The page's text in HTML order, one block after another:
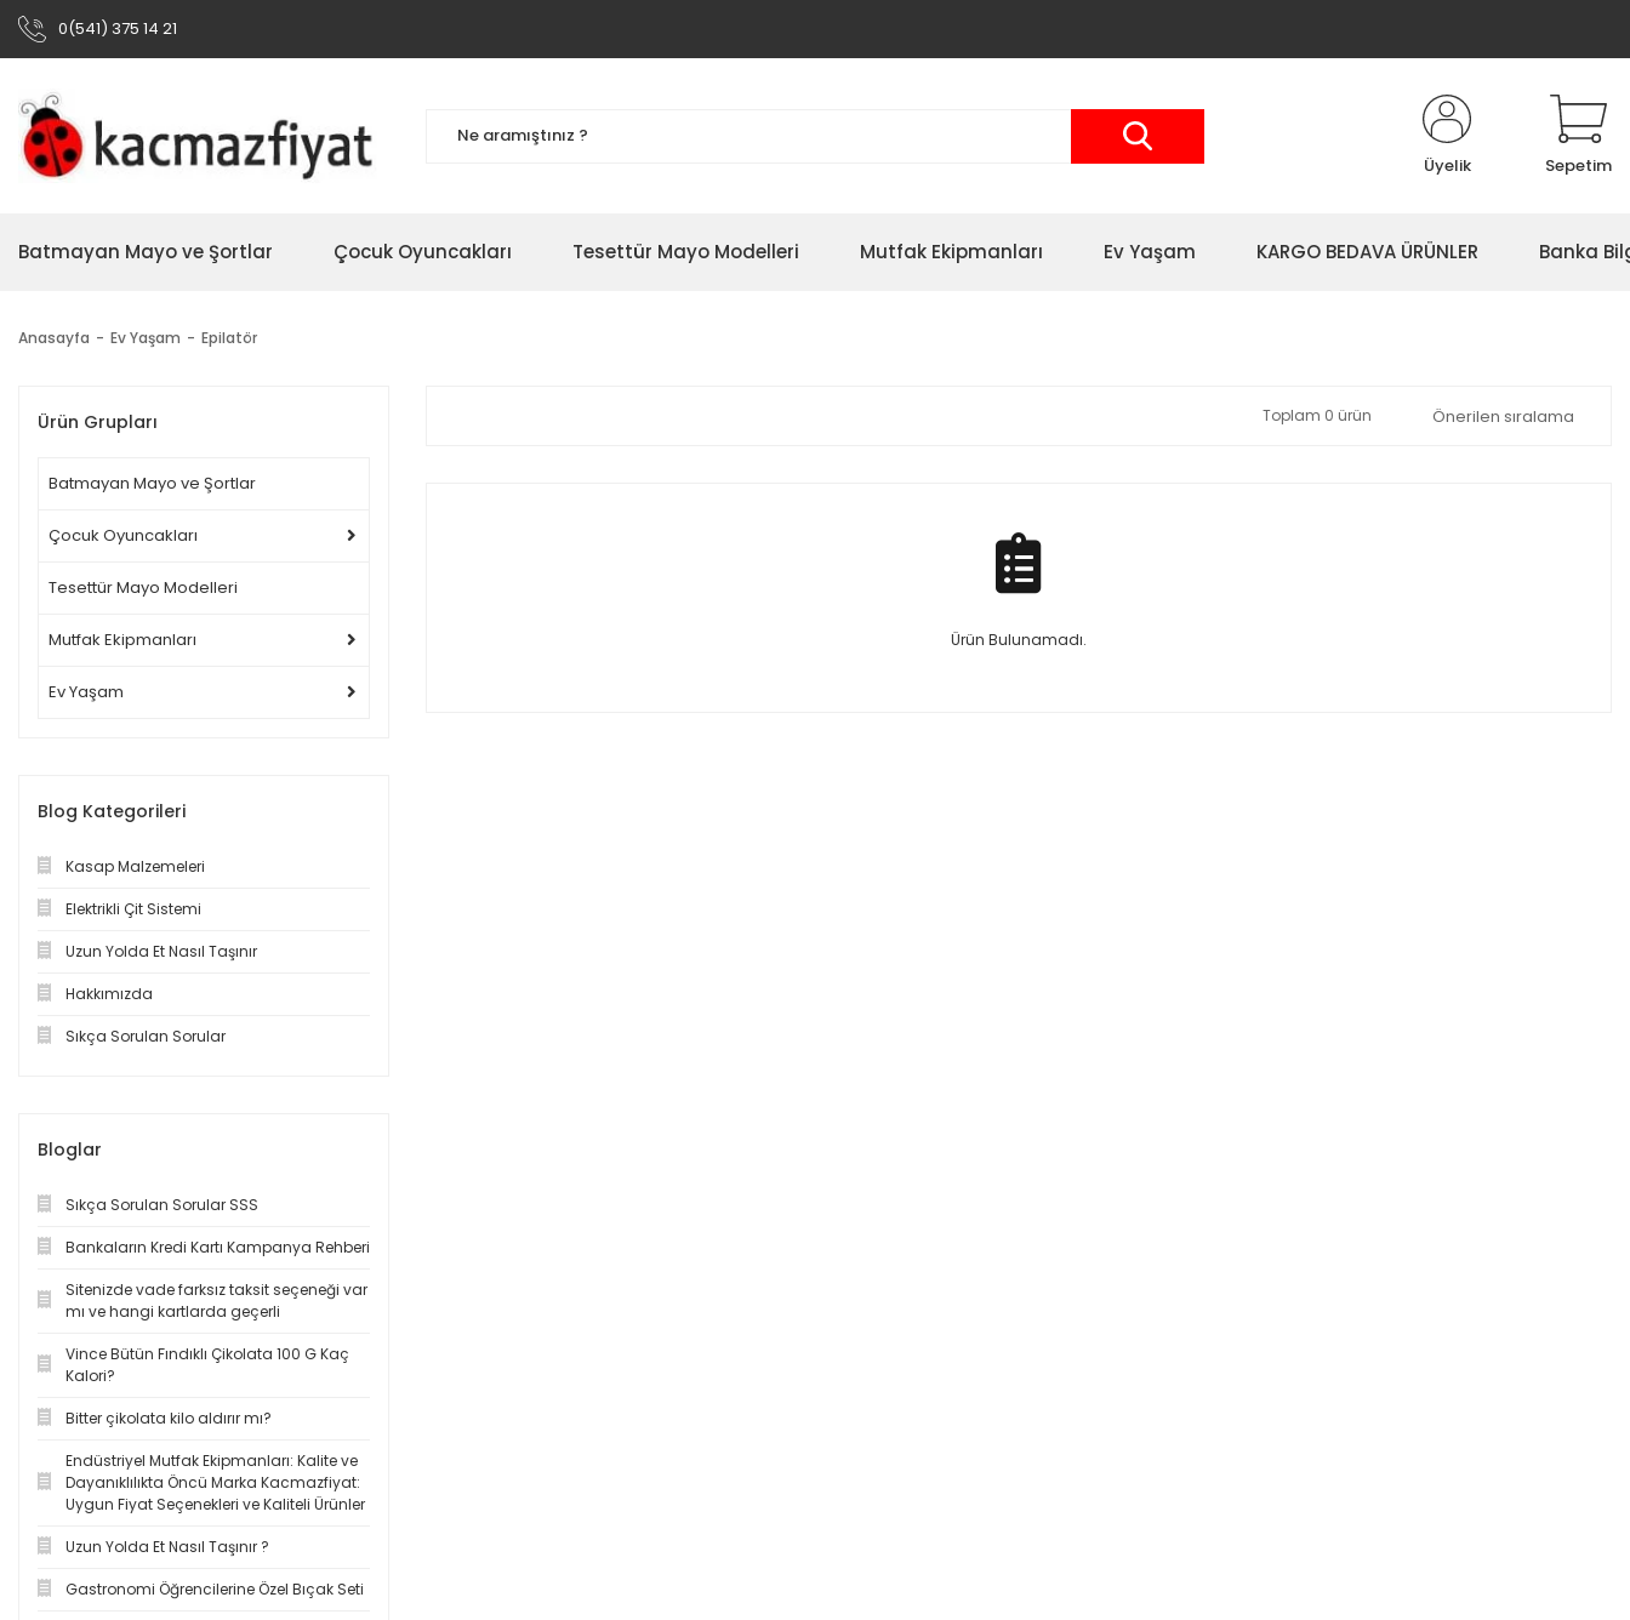
0(541) 375 14 21
Üyelik Sepetim
Batmayan Mayo ve Şortlar Çocuk Oyuncakları Tesettür Mayo Modelleri Mutfak Ekipmanları Ev Yaşam KARGO BEDAVA ÜRÜNLER Banka
Anasayfa Ev Yaşam Epilatör
Ürün Grupları
Batmayan Mayo ve Şortlar
Çocuk Oyuncakları
Tesettür Mayo Modelleri
Mutfak Ekipmanları
Ev Yaşam
Blog Kategorileri
Kasap Malzemeleri
Elektrikli Çit Sistemi
Uzun Yolda Et Nasıl Taşınır
Hakkımızda
Sıkça Sorulan Sorular
Bloglar
Sıkça Sorulan Sorular SSS
Bankaların Kredi Kartı Kampanya Rehberi
Sitenizde vade farksız taksit seçeneği var
mı ve hangi kartlarda geçerli
Vince Bütün Fındıklı Çikolata 100 G Kaç
Kalori?
Bitter çikolata kilo aldırır mı?
Endüstriyel Mutfak Ekipmanları: Kalite ve
Dayanıklılıkta Öncü Marka Kacmazfiyat:
Uygun Fiyat Seçenekleri ve Kaliteli Ürünler
Uzun Yolda Et Nasıl Taşınır ?
Gastronomi Öğrencilerine Özel Bıçak Seti
Toplam 0 ürün
Ürün Bulunamadı.